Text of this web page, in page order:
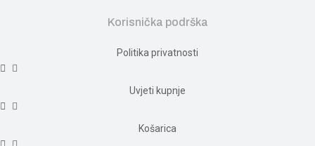
Korisnička podrška
Politika privatnosti
Uvjeti kupnje
Košarica